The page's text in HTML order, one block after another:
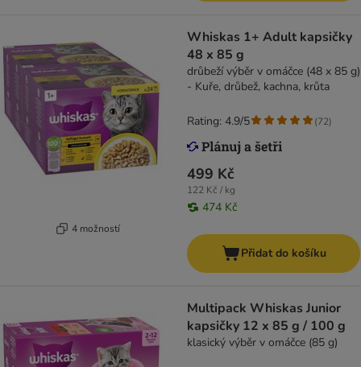
4 možností
Whiskas 1+ Adult kapsičky
48 x 85 g
drůbeží výběr v omáčce (48 x 85 g)
- Kuře, drůbež, kachna, krůta
499 Kč
122 Kč / kg
474 Kč
Rating: 4.9/5 (72)
Přidat do košíku
Multipack Whiskas Junior
kapsičky 12 x 85 g / 100 g
klasický výběr v omáčce (85 g)